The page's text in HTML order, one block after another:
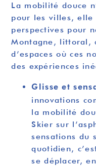
La mobilité douce
pour les villes, elle
perspectives pour
Montagne, littoral,
d’espaces où ces
des expériences
Glisse et
innovations
la mobilité
Skier sur
sensations du
quotidien,
se déplacer,